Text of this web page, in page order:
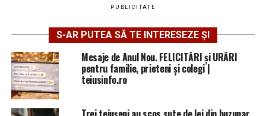
PUBLICITATE
S-AR PUTEA SĂ TE INTERESEZE ȘI
Mesaje de Anul Nou. FELICITĂRI și URĂRI
pentru familie, prieteni și colegi |
teiusinfo.ro